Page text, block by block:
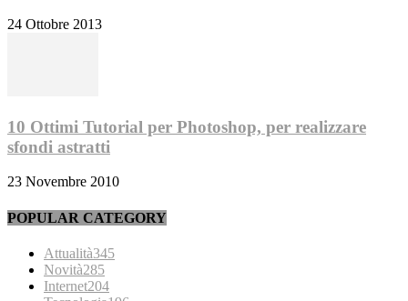
24 Ottobre 2013
10 Ottimi Tutorial per Photoshop, per realizzare
sfondi astratti
23 Novembre 2010
POPULAR CATEGORY
Attualità345
Novità285
Internet204